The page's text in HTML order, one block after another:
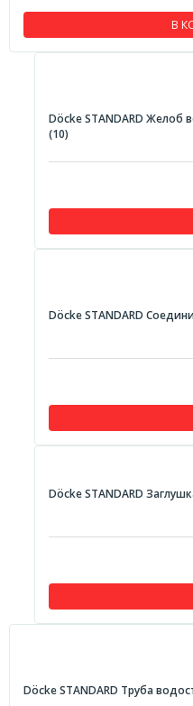
В
Döcke STANDARD Желоб
(10)
Döcke STANDARD
Döcke STANDARD
Döcke STANDARD Труба